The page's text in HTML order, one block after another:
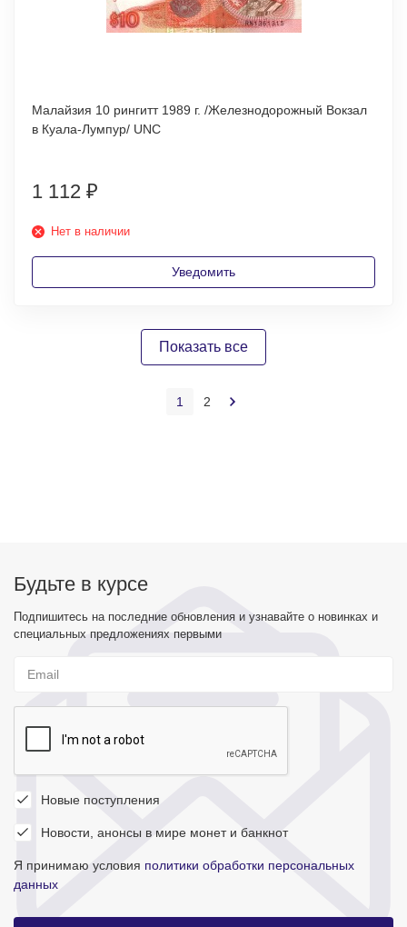
Малайзия 10 рингитт 1989 г. /Железнодорожный Вокзал
в Куала-Лумпур/ UNC
1 112 ₽
Нет в наличии
Уведомить
Показать все
1 2
Будьте в курсе
Подпишитесь на последние обновления и узнавайте о новинках и
специальных предложениях первыми
Новые поступления
Новости, анонсы в мире монет и банкнот
Я принимаю условия политики обработки персональных
данных